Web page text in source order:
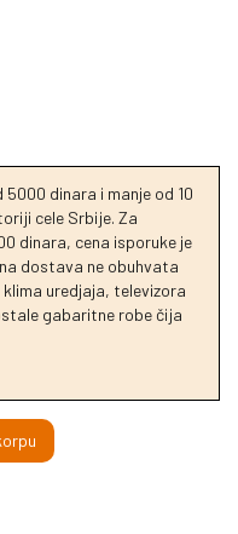
dinara i manje od 10
cele Srbije. Za
dinara, cena isporuke je
dostava ne obuhvata
uredjaja, televizora
gabaritne robe čija